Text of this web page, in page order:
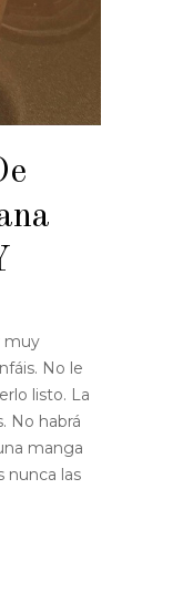
muy
No le
listo. La
No habrá
manga
nunca las